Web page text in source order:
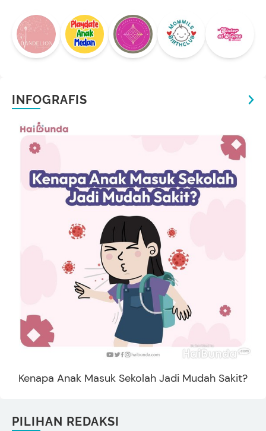
INFOGRAFIS
Kenapa Anak Masuk Sekolah Jadi Mudah Sakit?
PILIHAN REDAKSI